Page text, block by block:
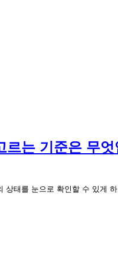
르는 기준은 무엇
태를 눈으로 확인할 수 있게